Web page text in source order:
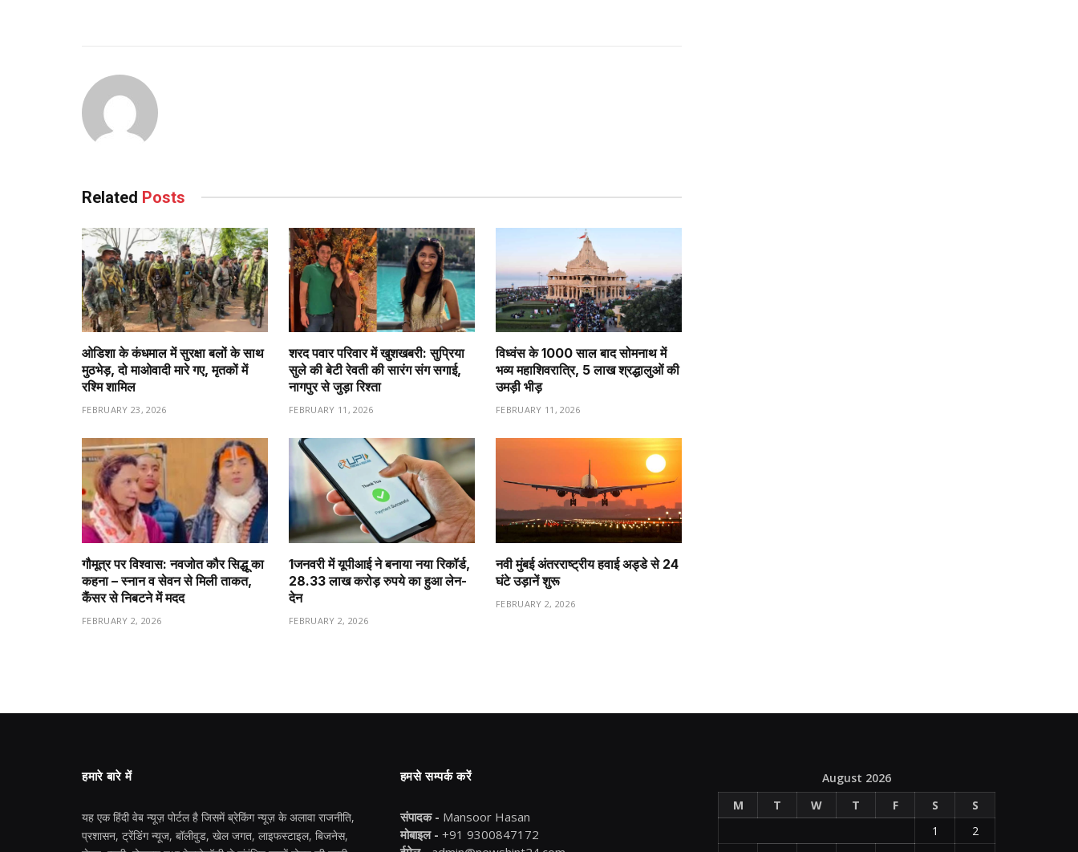
Related Posts
ओडिशा के कंधमाल में सुरक्षा बलों के साथ
मुठभेड़, दो माओवादी मारे गए, मृतकों में
रश्मि शामिल
FEBRUARY 23, 2026
शरद पवार परिवार में खुशखबरी: सुप्रिया
सुले की बेटी रेवती की सारंग संग सगाई,
नागपुर से जुड़ा रिश्ता
FEBRUARY 11, 2026
विध्वंस के 1000 साल बाद सोमनाथ में
भव्य महाशिवरात्रि, 5 लाख श्रद्धालुओं की
उमड़ी भीड़
FEBRUARY 11, 2026
गौमूत्र पर विश्वास: नवजोत कौर सिद्धू का
कहना – स्नान व सेवन से मिली ताकत,
कैंसर से निबटने में मदद
FEBRUARY 2, 2026
1️जनवरी में यूपीआई ने बनाया नया रिकॉर्ड,
28.33 लाख करोड़ रुपये का हुआ लेन-
देन
FEBRUARY 2, 2026
नवी मुंबई अंतरराष्ट्रीय हवाई अड्डे से 24
घंटे उड़ानें शुरू
FEBRUARY 2, 2026
हमारे बारे में
यह एक हिंदी वेब न्यूज़ पोर्टल है जिसमें ब्रेकिंग न्यूज़ के अलावा राजनीति,
प्रशासन, ट्रेंडिंग न्यूज, बॉलीवुड, खेल जगत, लाइफस्टाइल, बिजनेस,
हमसे सम्पर्क करें
संपादक - Mansoor Hasan
मोबाइल - +91 9300847172
August 2026
M
T W T F S
S
1
2